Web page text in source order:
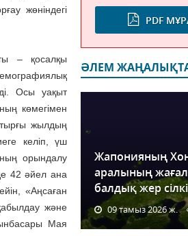
жөніндегі
– қосалқы
Осы уақыт
көмегімен
жылдың
келіп, үш
орындалу
42 әйел ана
«Аңсаған
және
Мая
PDF
ӘЛЕМ
Жапонияның
аралының
балдық жер
09 тамыз 2026 ж.